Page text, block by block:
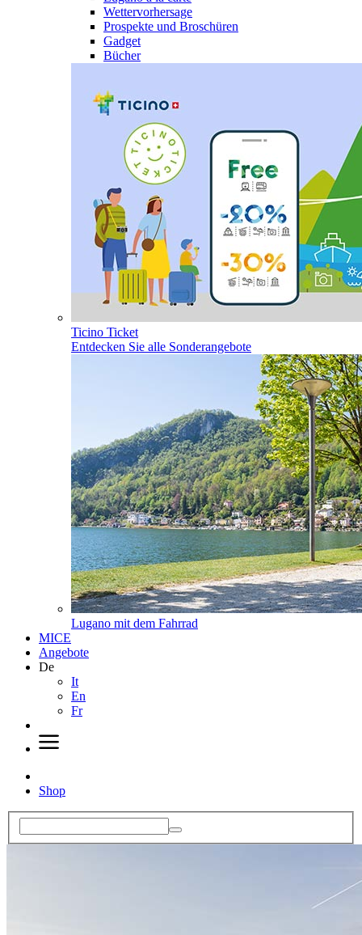
Wettervorhersage
Prospekte und Broschüren
Gadget
Bücher
Ticino Ticket
Entdecken Sie alle Sonderangebote
Lugano mit dem Fahrrad
MICE
Angebote
De
It
En
Fr
Shop